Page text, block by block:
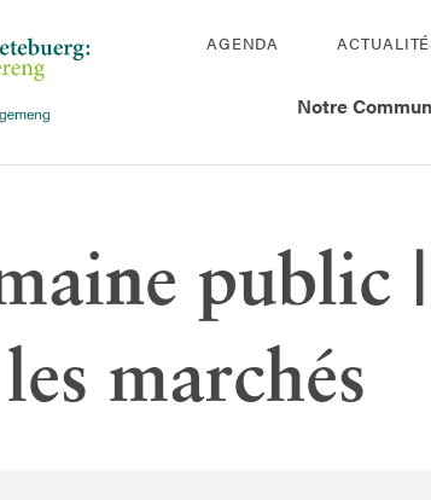
AGENDA
Notre
public
marchés